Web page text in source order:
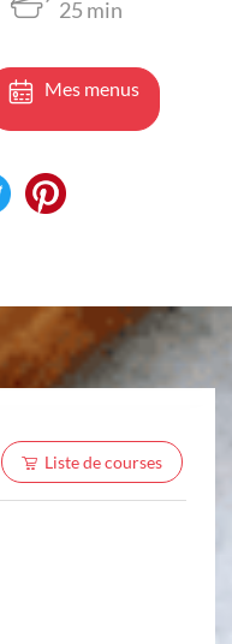
25 min
Mes menus
Liste de courses